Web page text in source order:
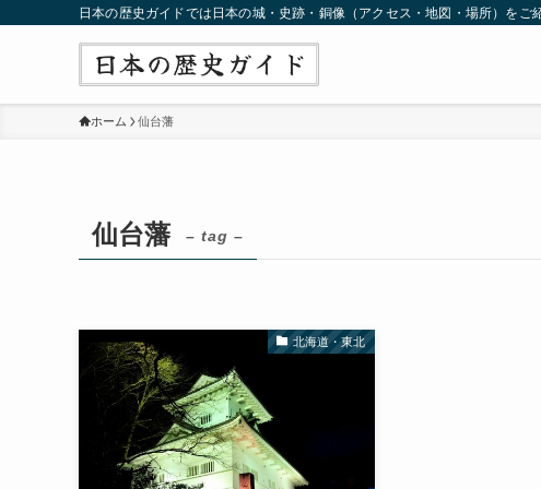
日本の歴史ガイドでは日本の城・史跡・銅像（アクセス・地図・場所）を
ホーム 仙台藩
仙台藩 – tag –
北海道・東北